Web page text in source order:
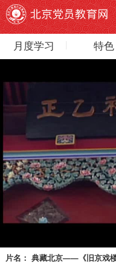
月度学习 特色
片名： 典藏北京——《旧京戏